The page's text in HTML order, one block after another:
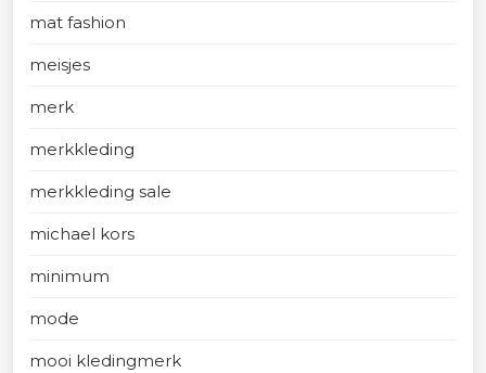
mat fashion
meisjes
merk
merkkleding
merkkleding sale
michael kors
minimum
mode
mooi kledingmerk